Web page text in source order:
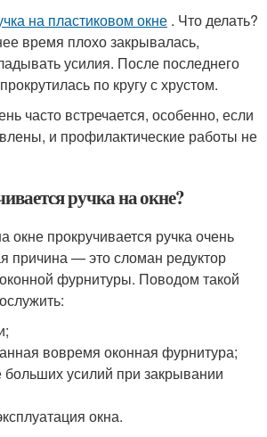
на пластиковом окне . Что делать?
время плохо закрывалась,
усилия. После последнего
по кругу с хрустом.
часто встречается, особенно, если
и профилактические работы не
ручка на окне?
окне прокручивается ручка очень
причина — это сломан редуктор
фурнитуры. Поводом такой
вовремя оконная фурнитура;
усилий при закрывании
окна.